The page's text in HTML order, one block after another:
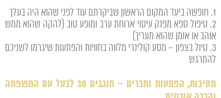
1. חופשה ביעד המקום הראשון שביקרתם עוד לפני שהוא היה בעלך
2. טיפול ספא מפנק עיסוי ארוחת ערב ומופע טוב (להקה שהוא ממש
אוהב או אומן שהוא מעריך)
3. טיול בצפון – מסע קולינרי מלווה בחוויות והפתעות שיגרמו לשניכם
להתרגש
מסיבות, הפתעות וחברים – חוגגים 30 לבעל עם המשפחה